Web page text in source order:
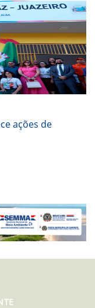
ações de